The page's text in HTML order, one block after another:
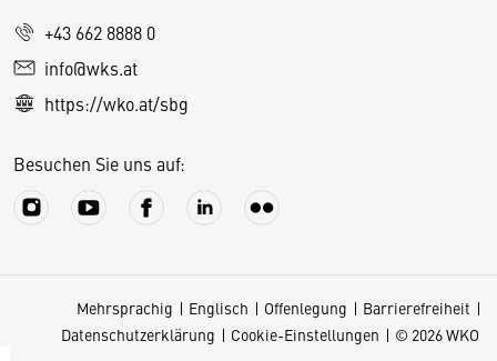
+43 662 8888 0
info@wks.at
https://wko.at/sbg
Besuchen Sie uns auf:
Mehrsprachig Englisch Offenlegung
Barrierefreiheit
Datenschutzerklärung
Cookie-Einstellungen © 2026 WKO
D
e
s
S
e